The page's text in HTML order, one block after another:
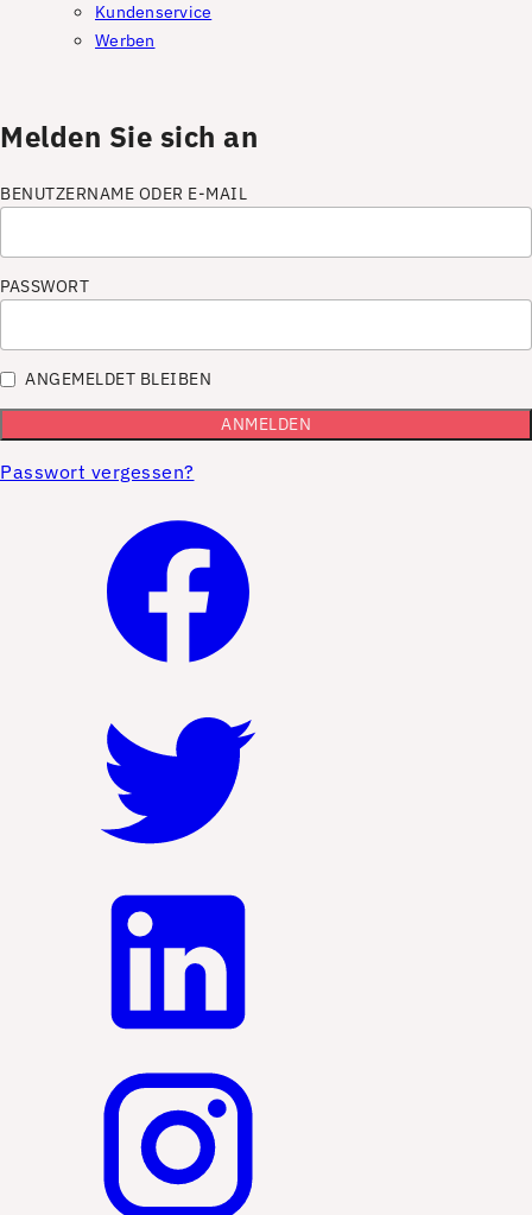
Kundenservice
Werben
Melden Sie sich an
BENUTZERNAME ODER E-MAIL
PASSWORT
ANGEMELDET BLEIBEN
Passwort vergessen?